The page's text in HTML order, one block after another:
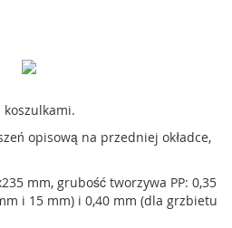
koszulkami.
opisową na przedniej okładce,
mm, grubość tworzywa PP: 0,35
i 15 mm) i 0,40 mm (dla grzbietu